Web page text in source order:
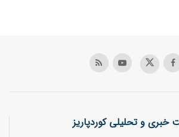
خبری و تحلیلی کوردپاریز